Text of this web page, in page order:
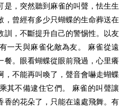
是，突然聽到麻雀的叫聲，怯生生
，曾經有多少只蝴蝶的生命葬送在
訓，不斷提升自己的警惕性。以友
一天與麻雀化敵為友。 麻雀從遠
餐。眼看蝴蝶從眼前飛過，心里癢
，不能再叫喚了，聲音會嚇走蝴蝶
其不備逮住它們。 麻雀的叫聲讓
香的花朵了，只能在遠處飛舞。有